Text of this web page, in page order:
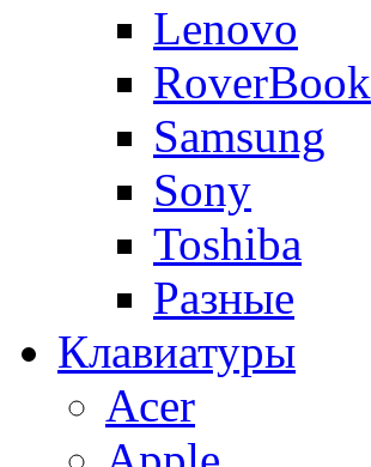
Lenovo
RoverBook
Samsung
Sony
Toshiba
Разные
Клавиатуры
Acer